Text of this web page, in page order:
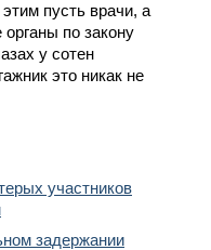
пусть врачи, а
по закону
у сотен
это никак не
участников
задержании